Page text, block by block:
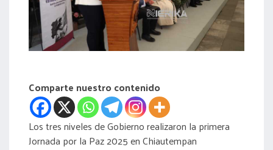
Comparte nuestro contenido
Los tres niveles de Gobierno realizaron la primera
Jornada por la Paz 2025 en Chiautempan